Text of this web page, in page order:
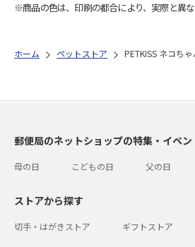
※商品の色は、印刷の都合により、実際と異な
ホーム ペットストア PETKISS ネコち
郵便局のネットショップの特集・イベン
母の日 こどもの日 父の日
ストアから探す
切手・はがきストア ギフトストア